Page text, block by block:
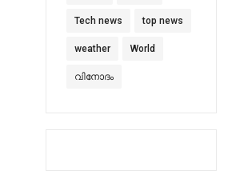
Tech news top news
weather World
വിനോദം